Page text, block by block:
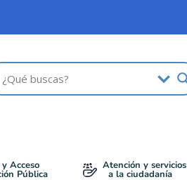
Acceso
Pública
Atención y servicios
a la ciudadanía